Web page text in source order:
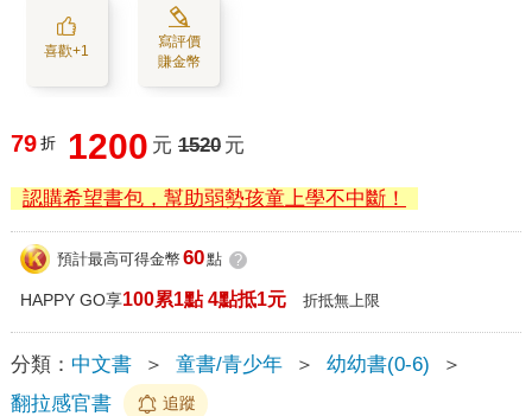
喜歡+1
寫評價
賺金幣
79 折 1200 元 1520 元
認購希望書包，幫助弱勢孩童上學不中斷！
預計最高可得金幣 60點 ?
HAPPY GO享100累1點 4點抵1元 折抵無上限
分類： 中文書 ＞ 童書/青少年 ＞ 幼幼書(0-6)
＞
翻拉感官書
追蹤